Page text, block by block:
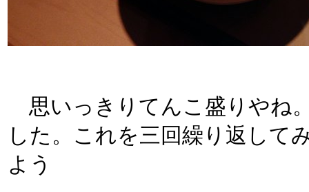
思いっきりてんこ盛りやね
した。これを三回繰り返して
よう